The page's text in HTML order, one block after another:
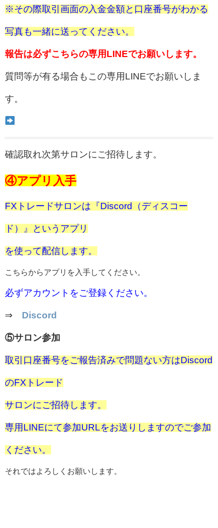
※その際取引画面の入金金額と口座番号がわかる
写真も一緒に送ってください。
報告は必ずこちらの専用LINEでお願いします。
質問等が有る場合もこの専用LINEでお願いしま
す。
確認取れ次第サロンにご招待します。
④アプリ入手
FXトレードサロンは『Discord（ディスコー
ド）』というアプリ
を使って配信します。
こちらからアプリを入手してください。
必ずアカウントをご登録ください。
⇒ Discord
⑤サロン参加
取引口座番号をご報告済みで問題ない方はDiscord
のFXトレード
サロンにご招待します。
専用LINEにて参加URLをお送りしますのでご参加
ください。
それではよろしくお願いします。